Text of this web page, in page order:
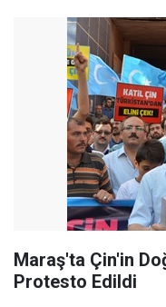
Maraş'ta Çin'in
Protesto Edildi